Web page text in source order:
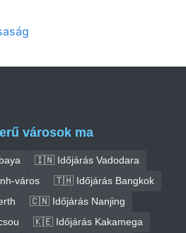
városok ma
🇮🇳 Időjárás Vadodara
város
🇹🇭 Időjárás Bangkok
🇨🇳 Időjárás Nanjing
🇰🇪 Időjárás Kakamega